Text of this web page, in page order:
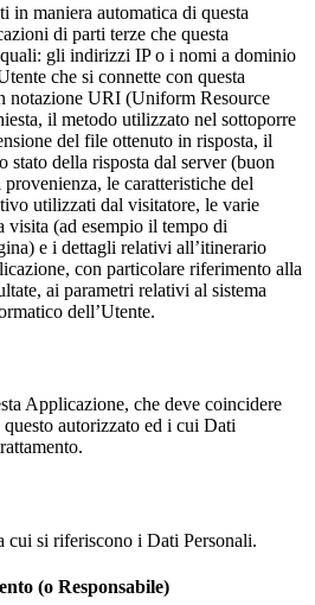
in maniera automatica di questa
di parti terze che questa
gli indirizzi IP o i nomi a dominio
che si connette con questa
URI (Uniform Resource
il metodo utilizzato nel sottoporre
del file ottenuto in risposta, il
stato della risposta dal server (buon
le caratteristiche del
utilizzati dal visitatore, le varie
(ad esempio il tempo di
e i dettagli relativi all’itinerario
con particolare riferimento alla
ai parametri relativi al sistema
dell’Utente.
Applicazione, che deve coincidere
questo autorizzato ed i cui Dati
cui si riferiscono i Dati Personali.
(o Responsabile)